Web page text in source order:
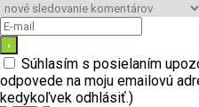
Súhlasím s posielaním
odpovede na moju emailovú
kedykoľvek odhlásiť.)